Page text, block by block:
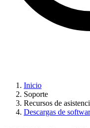
Inicio
Soporte
Recursos de
Descargas de